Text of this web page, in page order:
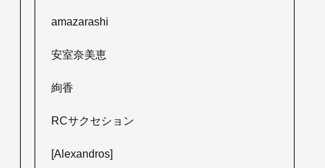
amazarashi
安室奈美恵
絢香
RCサクセション
[Alexandros]